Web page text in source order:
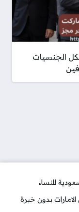
الجنسيات
للنساء
بدون خبرة